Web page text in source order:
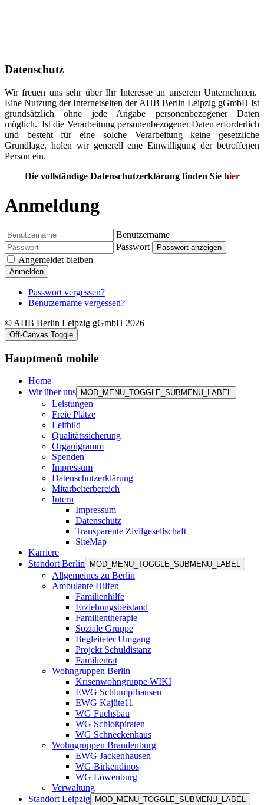
Datenschutz
Wir freuen uns sehr über Ihr Interesse an unserem Unternehmen.
Eine Nutzung der Internetseiten der AHB Berlin Leipzig gGmbH ist
grundsätzlich ohne jede Angabe personenbezogener Daten
möglich. Ist die Verarbeitung personenbezogener Daten erforderlich
und besteht für eine solche Verarbeitung keine gesetzliche
Grundlage, holen wir generell eine Einwilligung der betroffenen
Person ein.
Die vollständige Datenschutzerklärung finden Sie hier
Anmeldung
Benutzername
Passwort
Passwort anzeigen
Angemeldet bleiben
Anmelden
Passwort vergessen?
Benutzername vergessen?
© AHB Berlin Leipzig gGmbH 2026
Off-Canvas Toggle
Hauptmenü mobile
Home
Wir über uns
MOD_MENU_TOGGLE_SUBMENU_LABEL
Leistungen
Freie Plätze
Leitbild
Qualitätssicherung
Organigramm
Spenden
Impressum
Datenschutzerklärung
Mitarbeiterbereich
Intern
Impressum
Datenschutz
Transparente Zivilgesellschaft
SiteMap
Karriere
Standort Berlin
MOD_MENU_TOGGLE_SUBMENU_LABEL
Allgemeines zu Berlin
Ambulante Hilfen
Familienhilfe
Erziehungsbeistand
Familientherapie
Soziale Gruppe
Begleiteter Umgang
Projekt Schuldistanz
Familienrat
Wohngruppen Berlin
Krisenwohngruppe WIKI
EWG Schlumpfhausen
EWG Kajüte11
WG Fuchsbau
WG Schloßpiraten
WG Schneckenhaus
Wohngruppen Brandenburg
EWG Jackenhausen
WG Birkendinos
WG Löwenburg
Verwaltung
Standort Leipzig
MOD_MENU_TOGGLE_SUBMENU_LABEL